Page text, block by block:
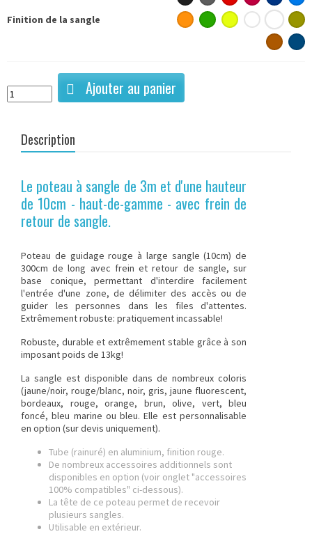
Finition de la sangle
Ajouter au panier
Description
Le poteau à sangle de 3m et d'une hauteur
de 10cm - haut-de-gamme - avec frein de
retour de sangle.
Poteau de guidage rouge à large sangle (10cm) de
300cm de long avec frein et retour de sangle, sur
base conique, permettant d'interdire facilement
l'entrée d'une zone, de délimiter des accès ou de
guider les personnes dans les files d'attentes.
Extrêmement robuste: pratiquement incassable!
Robuste, durable et extrêmement stable grâce à son
imposant poids de 13kg!
La sangle est disponible dans de nombreux coloris
(jaune/noir, rouge/blanc, noir, gris, jaune fluorescent,
bordeaux, rouge, orange, brun, olive, vert, bleu
foncé, bleu marine ou bleu. Elle est personnalisable
en option (sur devis uniquement).
Tube (rainuré) en aluminium, finition rouge.
De nombreux accessoires additionnels sont
disponibles en option (voir onglet "accessoires
100% compatibles" ci-dessous).
La tête de ce poteau permet de recevoir
plusieurs sangles.
Utilisable en extérieur.